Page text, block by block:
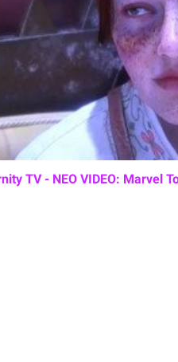
TV - ΝΕΟ VIDEO: Marvel